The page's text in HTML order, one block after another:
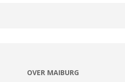
OVER MAIBURG